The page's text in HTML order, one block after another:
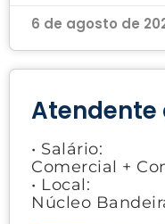
6 de agosto de
Atendente
• Salário:
Comercial +
• Local:
Núcleo